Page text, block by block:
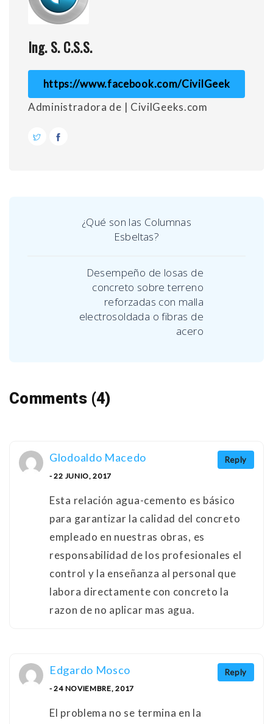
Ing. S. C.S.S.
https://www.facebook.com/CivilGeek
Administradora de | CivilGeeks.com
¿Qué son las Columnas
Esbeltas?
Desempeño de losas de
concreto sobre terreno
reforzadas con malla
electrosoldada o fibras de
acero
Comments (4)
Reply
Glodoaldo Macedo
- 22 JUNIO, 2017
Esta relación agua-cemento es básico
para garantizar la calidad del concreto
empleado en nuestras obras, es
responsabilidad de los profesionales el
control y la enseñanza al personal que
labora directamente con concreto la
razon de no aplicar mas agua.
Reply
Edgardo Mosco
- 24 NOVIEMBRE, 2017
El problema no se termina en la